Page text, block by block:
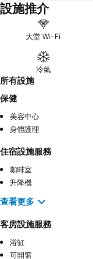
設施推介
大堂 Wi-Fi
冷氣
所有設施
保健
美容中心
身體護理
住宿設施服務
咖啡室
升降機
查看更多
客房設施服務
浴缸
可開窗